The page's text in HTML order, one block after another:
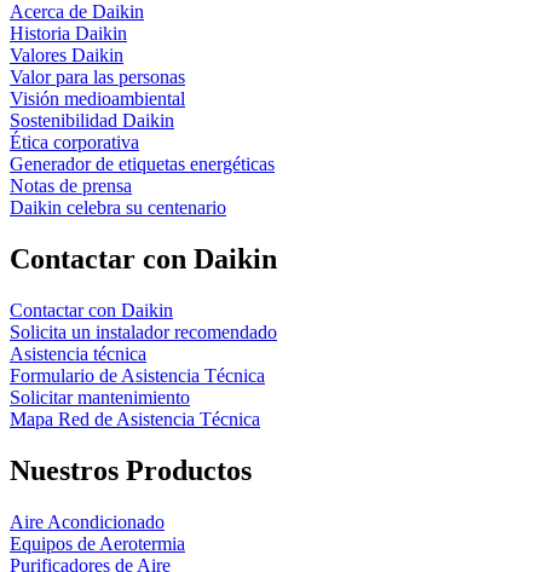
Acerca de Daikin
Historia Daikin
Valores Daikin
Valor para las personas
Visión medioambiental
Sostenibilidad Daikin
Ética corporativa
Generador de etiquetas energéticas
Notas de prensa
Daikin celebra su centenario
Contactar con Daikin
Contactar con Daikin
Solicita un instalador recomendado
Asistencia técnica
Formulario de Asistencia Técnica
Solicitar mantenimiento
Mapa Red de Asistencia Técnica
Nuestros Productos
Aire Acondicionado
Equipos de Aerotermia
Purificadores de Aire